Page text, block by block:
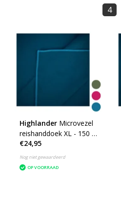
4
Highlander Microvezel
reishanddoek XL - 150 x
85cm - Large -
microfibre soft
€24,95
Nog niet gewaardeerd
OP VOORRAAD